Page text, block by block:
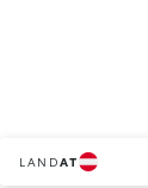
LANDAT